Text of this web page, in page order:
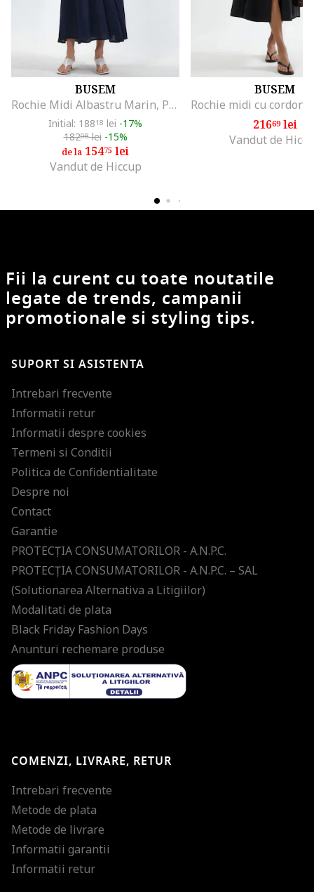
BUSEM
Rochie Midi Albastru Marin, Poliester, Fara Maneci, Decolteu Patrat
Initial: 18818 lei -17%
18208lei -15%
de la 15475 lei
Vandut de Hiccup
BUSEM
21669lei
Vandut de
Fii la curent cu toate noutatile
legate de trends, campanii
promotionale si styling tips.
SUPORT SI ASISTENTA
Intrebari frecvente
Informatii retur
Informatii despre cookies
Termeni si Conditii
Politica de Confidentialitate
Despre noi
Contact
Garantie
PROTECŢIA CONSUMATORILOR - A.N.P.C.
PROTECŢIA CONSUMATORILOR - A.N.P.C. – SAL
(Solutionarea Alternativa a Litigiilor)
Modalitati de plata
Black Friday Fashion Days
Anunturi rechemare produse
COMENZI, LIVRARE, RETUR
Intrebari frecvente
Metode de plata
Metode de livrare
Informatii garantii
Informatii retur